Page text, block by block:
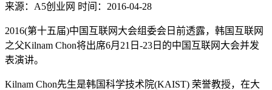
来源： A5创业网 时间：2016-04-28
2016(第十五届)中国互联网大会组委会日前透露，韩国互联网
之父Kilnam Chon将出席6月21日-23日的中国互联网大会并发
表演讲。
Kilnam Chon先生是韩国科学技术院(KAIST) 荣誉教授，在大